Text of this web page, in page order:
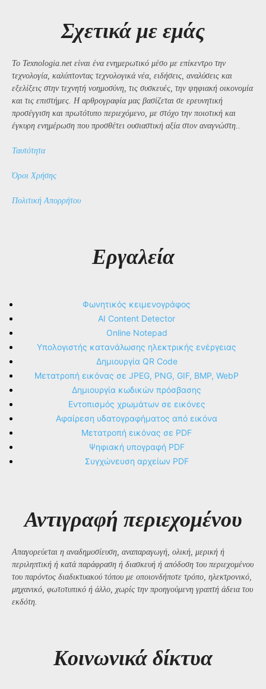
Σχετικά με εμάς
Το Texnologia.net είναι ένα ενημερωτικό μέσο με επίκεντρο την
τεχνολογία, καλύπτοντας τεχνολογικά νέα, ειδήσεις, αναλύσεις και
εξελίξεις στην τεχνητή νοημοσύνη, τις συσκευές, την ψηφιακή οικονομία
και τις επιστήμες. Η αρθρογραφία μας βασίζεται σε ερευνητική
προσέγγιση και πρωτότυπο περιεχόμενο, με στόχο την ποιοτική και
έγκυρη ενημέρωση που προσθέτει ουσιαστική αξία στον αναγνώστη..
Ταυτότητα
Όροι Χρήσης
Πολιτική Απορρήτου
Εργαλεία
Φωνητικός κειμενογράφος
AI Content Detector
Online Notepad
Υπολογιστής κατανάλωσης ηλεκτρικής ενέργειας
Δημιουργία QR Code
Μετατροπή εικόνας σε JPEG, PNG, GIF, BMP, WebP
Δημιουργία κωδικών πρόσβασης
Εντοπισμός χρωμάτων σε εικόνες
Αφαίρεση υδατογραφήματος από εικόνα
Μετατροπή εικόνας σε PDF
Ψηφιακή υπογραφή PDF
Συγχώνευση αρχείων PDF
Αντιγραφή περιεχομένου
Απαγορεύεται η αναδημοσίευση, αναπαραγωγή, ολική, μερική ή
περιληπτική ή κατά παράφραση ή διασκευή ή απόδοση του περιεχομένου
του παρόντος διαδικτυακού τόπου με οποιονδήποτε τρόπο, ηλεκτρονικό,
μηχανικό, φωτοτυπικό ή άλλο, χωρίς την προηγούμενη γραπτή άδεια του
εκδότη.
Kοινωνικά δίκτυα